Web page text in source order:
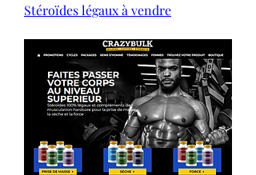
Stéroïdes légaux à vendre